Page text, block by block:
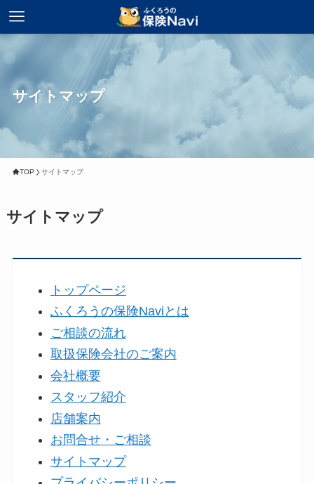
サイトマップ
TOP サイトマップ
サイトマップ
トップページ
ふくろうの保険Naviとは
ご相談の流れ
取扱保険会社のご案内
会社概要
スタッフ紹介
店舗案内
お問合せ・ご相談
サイトマップ